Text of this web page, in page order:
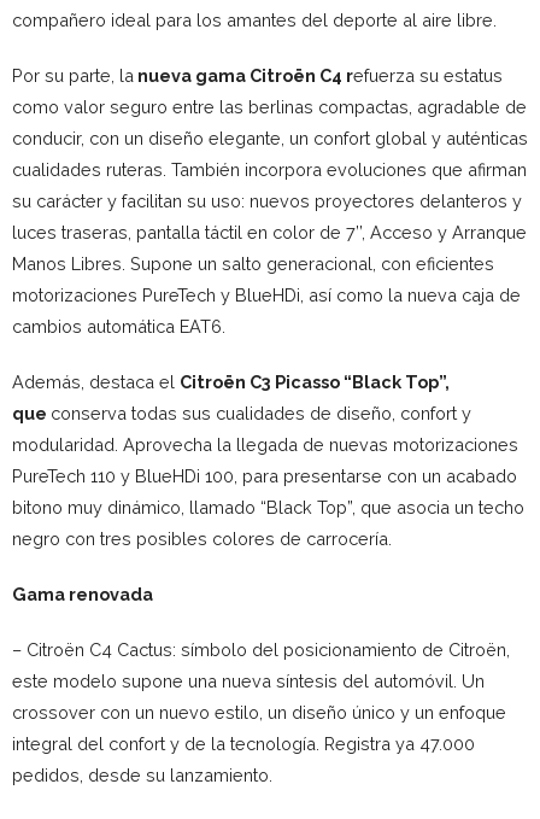
compañero ideal para los amantes del deporte al aire libre.
Por su parte, la nueva gama Citroën C4 refuerza su estatus
como valor seguro entre las berlinas compactas, agradable de
conducir, con un diseño elegante, un confort global y auténticas
cualidades ruteras. También incorpora evoluciones que afirman
su carácter y facilitan su uso: nuevos proyectores delanteros y
luces traseras, pantalla táctil en color de 7’’, Acceso y Arranque
Manos Libres. Supone un salto generacional, con eficientes
motorizaciones PureTech y BlueHDi, así como la nueva caja de
cambios automática EAT6.
Además, destaca el Citroën C3 Picasso “Black Top”,
que conserva todas sus cualidades de diseño, confort y
modularidad. Aprovecha la llegada de nuevas motorizaciones
PureTech 110 y BlueHDi 100, para presentarse con un acabado
bitono muy dinámico, llamado “Black Top”, que asocia un techo
negro con tres posibles colores de carrocería.
Gama renovada
– Citroën C4 Cactus: símbolo del posicionamiento de Citroën,
este modelo supone una nueva síntesis del automóvil. Un
crossover con un nuevo estilo, un diseño único y un enfoque
integral del confort y de la tecnología. Registra ya 47.000
pedidos, desde su lanzamiento.